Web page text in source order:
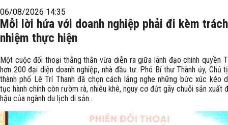
06/08/2026 14:35
Mỗi lời hứa với doanh nghiệp phải đi kèm trách
nhiệm thực hiện
Một cuộc đối thoại thẳng thắn vừa diễn ra giữa lãnh đạo chính quyền
hơn 200 đại diện doanh nghiệp, nhà đầu tư. Phó Bí thư Thành ủy, Chủ
thành phố Lê Trí Thanh đã chọn cách lắng nghe những bức xúc kéo
tục hành chính còn rườm rà, nhiêu khê, nguy cơ đứt gãy chuỗi sản xuất
hậu của ngành du lịch di sản...